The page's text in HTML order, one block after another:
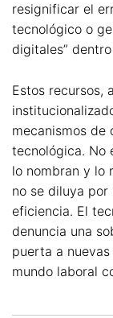
resignificar el
tecnológico o
digitales”
Estos recursos,
mecanismos de
tecnológica. No
lo nombran y lo
no se diluya
eficiencia. El
denuncia una
puerta a
mundo laboral